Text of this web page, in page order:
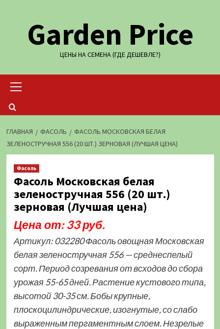
содержимомуGarden Price
ЦЕНЫ НА СЕМЕНА (ГДЕ ДЕШЕВЛЕ?)
меню
ГЛАВНАЯ ФАСОЛЬ
ФАСОЛЬ МОСКОВСКАЯ БЕЛАЯ
ЗЕЛЕНОСТРУЧНАЯ 556 (20 ШТ.) ЗЕРНОВАЯ (ЛУЧШАЯ ЦЕНА)
Фасоль
Фасоль Московская белая
зеленостручная 556 (20 шт.)
зерновая (Лучшая цена)
Цена от: 33 руб.
Артикул: 032280 Фасоль овощная Московская
белая зеленостручная 556 — среднеспелый
сорт. Период созревания от всходов до сбора
урожая 55-65 дней. Растение кустового типа,
высотой 30-35 см. Бобы крупные,
плоскоцилиндрические, изогнутые, со слабо
выраженным пергаментным слоем. Незрелые